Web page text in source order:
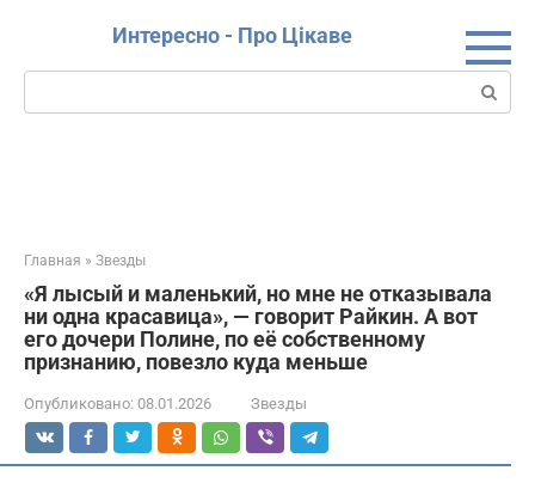
Интересно - Про Цікаве
Поиск:
Главная » Звезды
«Я лысый и маленький, но мне не отказывала
ни одна красавица», — говорит Райкин. А вот
его дочери Полине, по её собственному
признанию, повезло куда меньше
Опубликовано: 08.01.2026 Звезды